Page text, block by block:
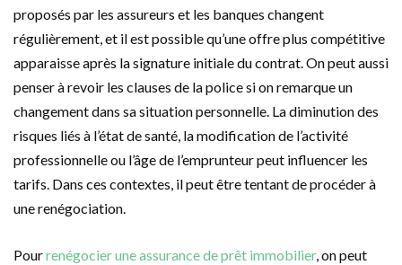
proposés par les assureurs et les banques changent
régulièrement, et il est possible qu’une offre plus compétitive
apparaisse après la signature initiale du contrat. On peut aussi
penser à revoir les clauses de la police si on remarque un
changement dans sa situation personnelle. La diminution des
risques liés à l’état de santé, la modification de l’activité
professionnelle ou l’âge de l’emprunteur peut influencer les
tarifs. Dans ces contextes, il peut être tentant de procéder à
une renégociation.
Pourrenégocier une assurance de prêt immobilier, on peut